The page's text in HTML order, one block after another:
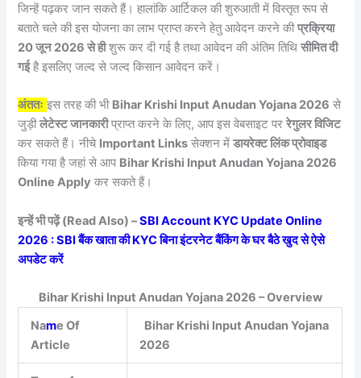
जिन्हें पढ़कर जान सकते हैं। हालांकि आर्टिकल की शुरुआती में विस्तृत रूप से
बताते चले की इस योजना का लाभ प्राप्त करने हेतु आवेदन करने कीप्रक्रिया
20 जून 2026 से हीशुरू कर दी गई है तथा आवेदन की अंतिम तिथिसीमित दी
गईहै इसलिए जल्द से जल्द किसान आवेदन करें।
अंततः इस तरह की भी Bihar Krishi Input Anudan Yojana 2026 से
जुड़ीलेटेस्ट जानकारीप्राप्त करने के लिए, आप इस वेबसाइट पररेगुलर विजिट
कर सकते हैं। नीचे Important Links सेक्शन मेंडायरेक्ट लिंक प्रोवाइड
किया गया है जहां से आप Bihar Krishi Input Anudan Yojana 2026
Online Apply कर सकते हैं।
इन्हें भी पढ़ें (Read Also) –SBI Account KYC Update Online
2026 : SBI बैंक खाता की KYC बिना इंटरनेट बैंकिंग के घर बैठे खुद से ऐसे
अपडेट करें
Bihar Krishi Input Anudan Yojana 2026 – Overview
Name Of
Article
Bihar Krishi Input Anudan Yojana
2026